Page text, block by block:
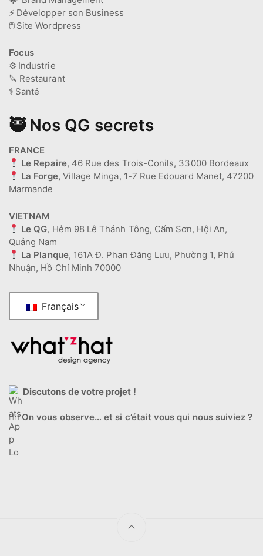
⚡ Développer son Business
🖱️ Site Wordpress
Focus
⚙️ Industrie
🔪 Restaurant
⚕️ Santé
🥷 Nos QG secrets
FRANCE
Le Repaire, 46 Rue des Trois-Conils, 33000 Bordeaux
La Forge, Village Minga, 1-7 Rue Edouard Manet, 47200
Marmande
VIETNAM
Le QG, Hẻm 98 Lê Thánh Tông, Cẩm Sơn, Hội An,
Quảng Nam
La Planque, 161A Đ. Phan Đăng Lưu, Phường 1, Phú
Nhuận, Hồ Chí Minh 70000
Français
Discutons de votre projet !
🕵️‍♂️On vous observe… et si c’était vous qui nous suiviez ?